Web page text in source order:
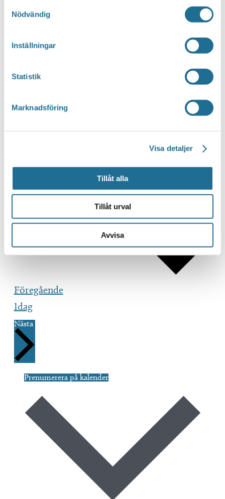
Nödvändig
Inställningar
Statistik
Marknadsföring
Visa detaljer
Tillåt alla
Tillåt urval
Avvisa
FöregåendeEvenemang
Idag
NästaEvenemang
Prenumerera på kalender